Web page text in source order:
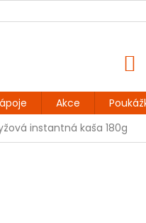
Akce
instantná kaša 180g